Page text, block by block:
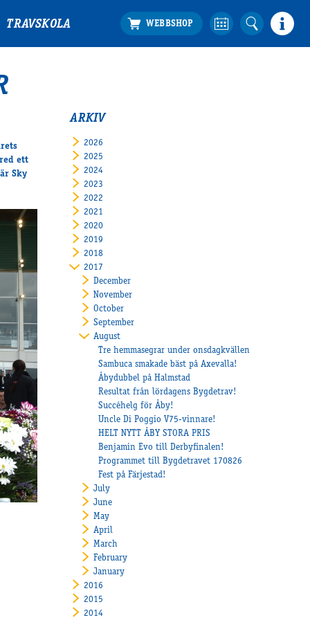
TRAVSKOLA
ett
Sky
ARKIV
2026
2025
2024
2023
2022
2021
2020
2019
2018
2017
December
November
October
September
August
Tre hemmasegrar under onsdagkvällen
Sambuca smakade bäst på Axevalla!
Åbydubbel på Halmstad
Resultat från lördagens Bygdetrav!
Succéhelg för Åby!
Uncle Di Poggio V75-vinnare!
HELT NYTT ÅBY STORA PRIS
Benjamin Evo till Derbyfinalen!
Programmet till Bygdetravet 170826
Fest på Färjestad!
July
June
May
April
March
February
January
2016
2015
2014